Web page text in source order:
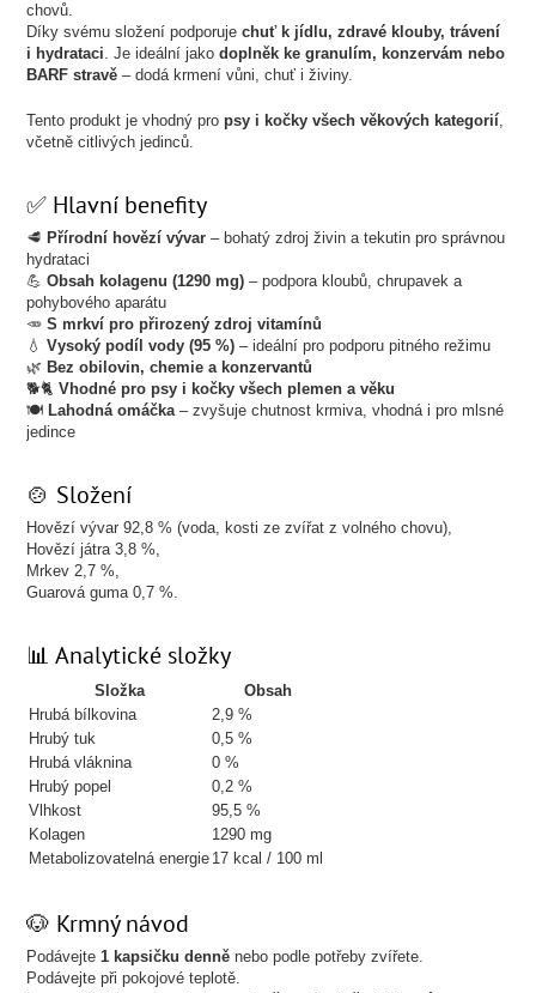
chovů.
Díky svému složení podporujechuť k jídlu, zdravé klouby, trávení
i hydrataci. Je ideální jakodoplněk ke granulím, konzervám nebo
BARF stravě – dodá krmení vůni, chuť i živiny.
Tento produkt je vhodný propsy i kočky všech věkových kategorií,
včetně citlivých jedinců.
✅ Hlavní benefity
🥩 Přírodní hovězí vývar – bohatý zdroj živin a tekutin pro správnou
hydrataci
💪Obsah kolagenu (1290 mg) – podpora kloubů, chrupavek a
pohybového aparátu
🥕S mrkví pro přirozený zdroj vitamínů
💧Vysoký podíl vody (95 %) – ideální pro podporu pitného režimu
🌿 Bez obilovin, chemie a konzervantů
🐕🐈Vhodné pro psy i kočky všech plemen a věku
🍽️ Lahodná omáčka– zvyšuje chutnost krmiva, vhodná i pro mlsné
jedince
🍲 Složení
Hovězí vývar 92,8 % (voda, kosti ze zvířat z volného chovu),
Hovězí játra 3,8 %,
Mrkev 2,7 %,
Guarová guma 0,7 %.
📊 Analytické složky
Složka
Obsah
Hrubá bílkovina
2,9 %
Hrubý tuk
0,5 %
Hrubá vláknina
0 %
Hrubý popel
0,2 %
Vlhkost
95,5 %
Kolagen
1290 mg
Metabolizovatelná energie 17 kcal / 100 ml
🐶 Krmný návod
Podávejte1 kapsičku denně nebo podle potřeby zvířete.
Podávejte při pokojové teplotě.